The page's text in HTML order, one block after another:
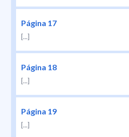
Página 17
[...]
Página 18
[...]
Página 19
[...]